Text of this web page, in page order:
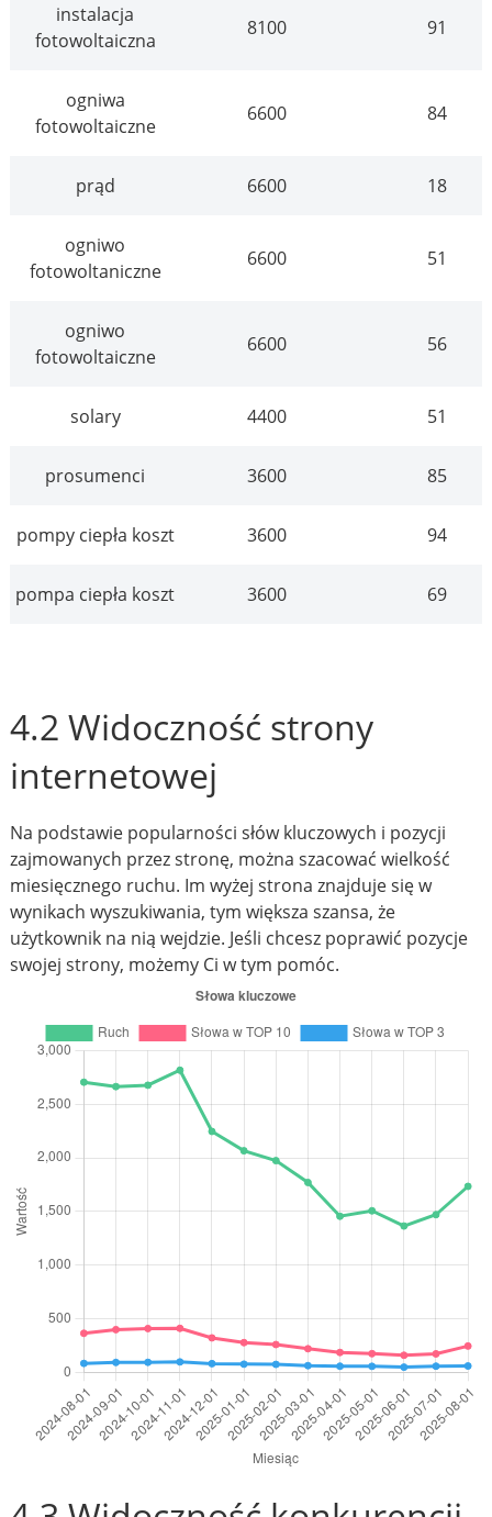
instalacja
fotowoltaiczna
8100 91
ogniwa
fotowoltaiczne
6600 84
prąd 6600 18
ogniwo
fotowoltaniczne
6600 51
ogniwo
fotowoltaiczne
6600 56
solary 4400 51
prosumenci 3600 85
pompy ciepła koszt 3600 94
pompa ciepła koszt 3600 69
4.2 Widoczność strony
internetowej
Na podstawie popularności słów kluczowych i pozycji
zajmowanych przez stronę, można szacować wielkość
miesięcznego ruchu. Im wyżej strona znajduje się w
wynikach wyszukiwania, tym większa szansa, że
użytkownik na nią wejdzie. Jeśli chcesz poprawić pozycje
swojej strony, możemy Ci w tym pomóc.